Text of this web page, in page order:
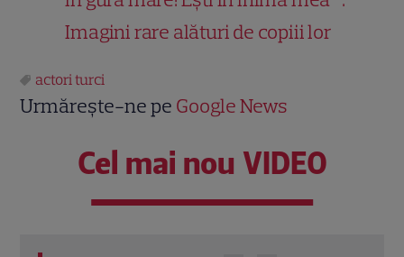
Imagini rare alături de copiii lor
actori turci
Urmărește-ne pe Google News
Cel mai nou VIDEO